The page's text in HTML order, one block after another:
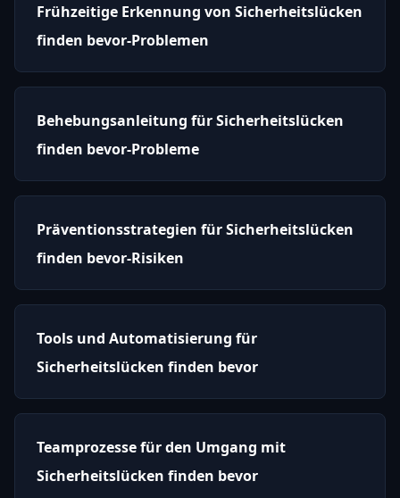
Frühzeitige Erkennung von Sicherheitslücken
finden bevor-Problemen
Behebungsanleitung für Sicherheitslücken
finden bevor-Probleme
Präventionsstrategien für Sicherheitslücken
finden bevor-Risiken
Tools und Automatisierung für
Sicherheitslücken finden bevor
Teamprozesse für den Umgang mit
Sicherheitslücken finden bevor